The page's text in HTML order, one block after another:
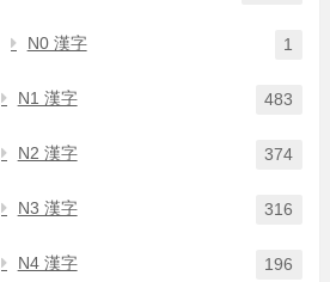
N0 漢字 1
N1 漢字 483
N2 漢字 374
N3 漢字 316
N4 漢字 196